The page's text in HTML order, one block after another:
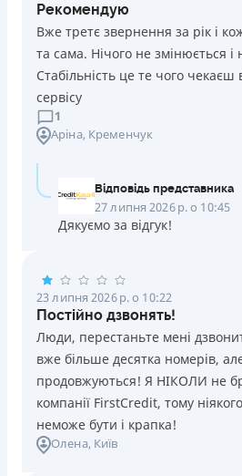
Рекомендую
Вже третє звернення за рік і
та сама. Нічого не змінюється і
Стабільність це те чого чекаєш
сервісу
1
Аріна, Кременчук
Відповідь представника
27 липня 2026 р. о 10:45
Дякуємо за відгук!
23 липня 2026 р. о 10:22
Постійно дзвонять!
Люди, перестаньте мені
вже більше десятка номерів,
продовжуються! Я НІКОЛИ не
компанії FirstCredit, тому
неможе бути і крапка!
Олена, Київ